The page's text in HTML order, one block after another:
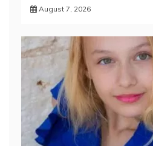
August 7, 2026